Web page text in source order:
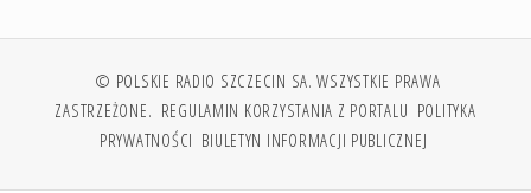
© POLSKIE RADIO SZCZECIN SA. WSZYSTKIE PRAWA
ZASTRZEŻONE. REGULAMIN KORZYSTANIA Z PORTALU POLITYKA
PRYWATNOŚCI BIULETYN INFORMACJI PUBLICZNEJ